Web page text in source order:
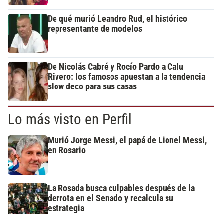
De qué murió Leandro Rud, el histórico
representante de modelos
De Nicolás Cabré y Rocío Pardo a Calu
Rivero: los famosos apuestan a la tendencia
slow deco para sus casas
Lo más visto en Perfil
Murió Jorge Messi, el papá de Lionel Messi,
en Rosario
La Rosada busca culpables después de la
derrota en el Senado y recalcula su
estrategia